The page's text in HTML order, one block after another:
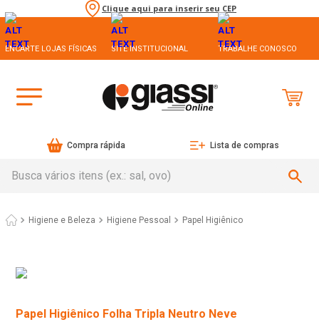
Clique aqui para inserir seu CEP
ENCARTE LOJAS FÍSICAS SITE INSTITUCIONAL TRABALHE CONOSCO
Compra rápida Lista de compras
Higiene e Beleza Higiene Pessoal Papel Higiênico
Papel Higiênico Folha Tripla Neutro Neve